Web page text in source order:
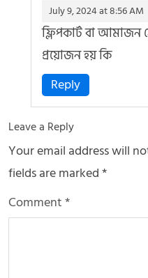
July 9, 2024 at 8:56 AM
ফ্লিপকার্ট বা আমাজন
প্রয়োজন হয় কি
Reply
Leave a Reply
Your email address will
fields are marked*
Comment*